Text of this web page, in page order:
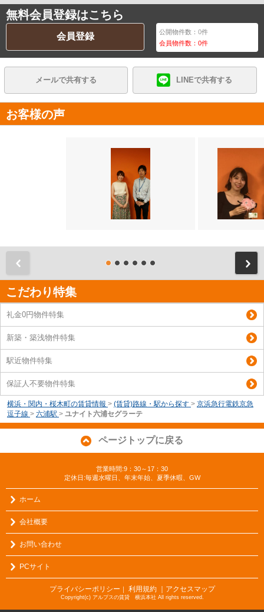
無料会員登録はこちら
会員登録 公開物件数：0件
会員物件数：0件
メールで共有する LINEで共有する
お客様の声
こだわり特集
礼金0円物件特集
新築・築浅物件特集
駅近物件特集
保証人不要物件特集
横浜・関内・桜木町の賃貸情報 > (賃貸)路線・駅から探す > 京浜急行電鉄京急
逗子線 > 六浦駅 > ユナイト六浦セグラーテ
ページトップに戻る
営業時間:9：30～17：30
定休日:毎週水曜日、年末年始、夏季休暇、GW
ホーム
会社概要
お問い合わせ
PCサイト
プライバシーポリシー 利用規約 ｜アクセスマップ
Copyright(c) アルプスの賃貸 横浜本社 All rights reserved.